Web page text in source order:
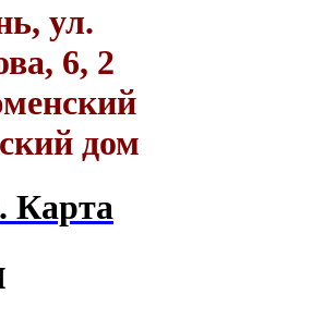
ул.
6, 2
дом
Карта